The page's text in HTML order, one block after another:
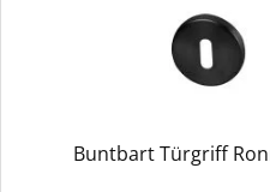
Buntbart Türgriff